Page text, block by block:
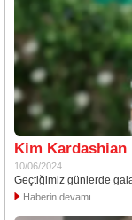
Kim Kardashian
10/06/2024
Geçtiğimiz günlerde
Haberin devamı